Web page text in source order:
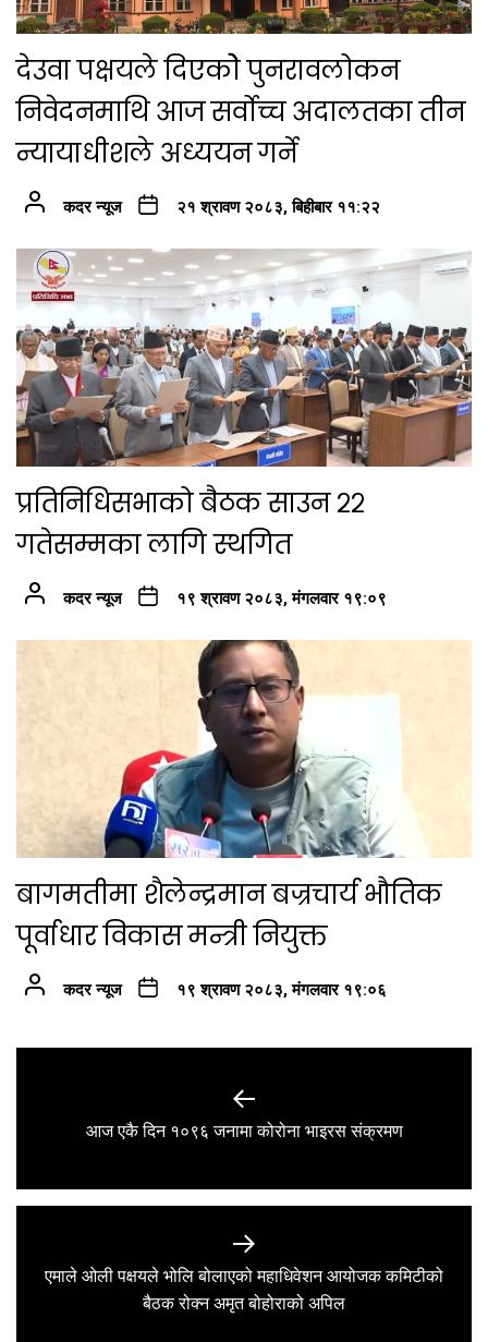
देउवा पक्षयले दिएकोे पुनरावलोकन
निवेदनमाथि आज सर्वोच्च अदालतका तीन
न्यायाधीशले अध्ययन गर्ने
कदर न्यूज २१ श्रावण २०८३, बिहीबार ११:२२
प्रतिनिधिसभाको बैठक साउन २२
गतेसम्मका लागि स्थगित
कदर न्यूज १९ श्रावण २०८३, मंगलवार १९:०९
बागमतीमा शैलेन्द्रमान बज्रचार्य भौतिक
पूर्वाधार विकास मन्त्री नियुक्त
कदर न्यूज १९ श्रावण २०८३, मंगलवार १९:०६
Previous
आज एकै दिन १०९६ जनामा कोरोना भाइरस संक्रमण
Next
post:
एमाले ओली पक्षयले भोलि बोलाएको महाधिवेशन आयोजक कमिटीको
बैठक रोक्न अमृत बोहोराको अपिल